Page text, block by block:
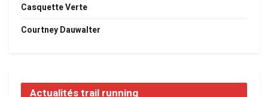
Casquette Verte
Courtney Dauwalter
Actualités trail running